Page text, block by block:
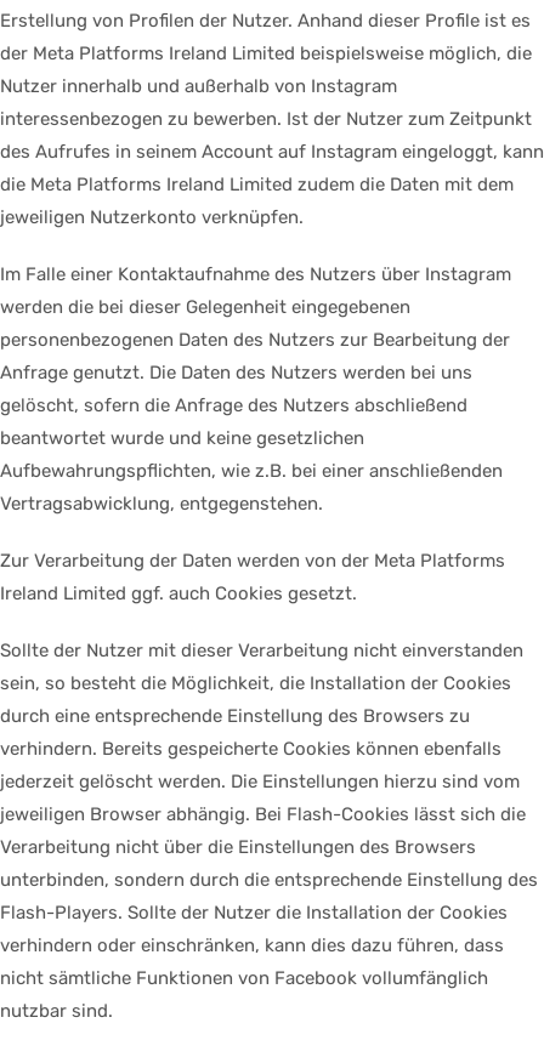
Erstellung von Profilen der Nutzer. Anhand dieser Profile ist es
der Meta Platforms Ireland Limited beispielsweise möglich, die
Nutzer innerhalb und außerhalb von Instagram
interessenbezogen zu bewerben. Ist der Nutzer zum Zeitpunkt
des Aufrufes in seinem Account auf Instagram eingeloggt, kann
die Meta Platforms Ireland Limited zudem die Daten mit dem
jeweiligen Nutzerkonto verknüpfen.
Im Falle einer Kontaktaufnahme des Nutzers über Instagram
werden die bei dieser Gelegenheit eingegebenen
personenbezogenen Daten des Nutzers zur Bearbeitung der
Anfrage genutzt. Die Daten des Nutzers werden bei uns
gelöscht, sofern die Anfrage des Nutzers abschließend
beantwortet wurde und keine gesetzlichen
Aufbewahrungspflichten, wie z.B. bei einer anschließenden
Vertragsabwicklung, entgegenstehen.
Zur Verarbeitung der Daten werden von der Meta Platforms
Ireland Limited ggf. auch Cookies gesetzt.
Sollte der Nutzer mit dieser Verarbeitung nicht einverstanden
sein, so besteht die Möglichkeit, die Installation der Cookies
durch eine entsprechende Einstellung des Browsers zu
verhindern. Bereits gespeicherte Cookies können ebenfalls
jederzeit gelöscht werden. Die Einstellungen hierzu sind vom
jeweiligen Browser abhängig. Bei Flash-Cookies lässt sich die
Verarbeitung nicht über die Einstellungen des Browsers
unterbinden, sondern durch die entsprechende Einstellung des
Flash-Players. Sollte der Nutzer die Installation der Cookies
verhindern oder einschränken, kann dies dazu führen, dass
nicht sämtliche Funktionen von Facebook vollumfänglich
nutzbar sind.